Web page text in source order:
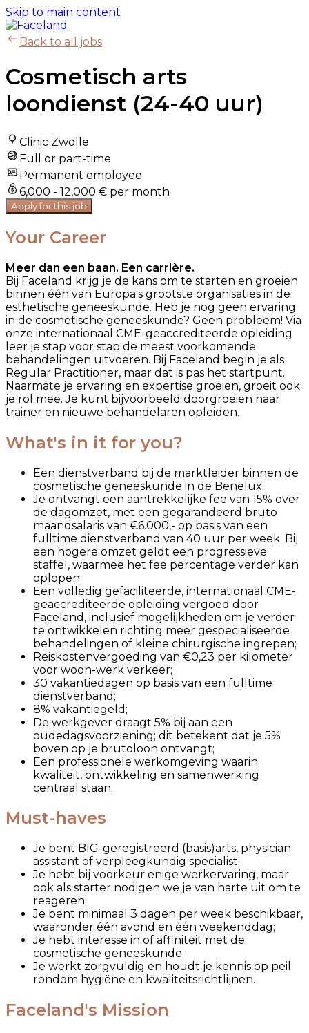
Skip to main content
Back to all jobs
Cosmetisch arts
loondienst (24-40 uur)
Clinic Zwolle
Full or part-time
Permanent employee
6,000 - 12,000 € per month
Apply for this job
Your Career
Meer dan een baan. Een carrière.
Bij Faceland krijg je de kans om te starten en groeien
binnen één van Europa's grootste organisaties in de
esthetische geneeskunde. Heb je nog geen ervaring
in de cosmetische geneeskunde? Geen probleem! Via
onze internationaal CME-geaccrediteerde opleiding
leer je stap voor stap de meest voorkomende
behandelingen uitvoeren. Bij Faceland begin je als
Regular Practitioner, maar dat is pas het startpunt.
Naarmate je ervaring en expertise groeien, groeit ook
je rol mee. Je kunt bijvoorbeeld doorgroeien naar
trainer en nieuwe behandelaren opleiden.
What's in it for you?
Een dienstverband bij de marktleider binnen de
cosmetische geneeskunde in de Benelux;
Je ontvangt een aantrekkelijke fee van 15% over
de dagomzet, met een gegarandeerd bruto
maandsalaris van €6.000,- op basis van een
fulltime dienstverband van 40 uur per week. Bij
een hogere omzet geldt een progressieve
staffel, waarmee het fee percentage verder kan
oplopen;
Een volledig gefaciliteerde, internationaal CME-
geaccrediteerde opleiding vergoed door
Faceland, inclusief mogelijkheden om je verder
te ontwikkelen richting meer gespecialiseerde
behandelingen of kleine chirurgische ingrepen;
Reiskostenvergoeding van €0,23 per kilometer
voor woon-werk verkeer;
30 vakantiedagen op basis van een fulltime
dienstverband;
8% vakantiegeld;
De werkgever draagt 5% bij aan een
oudedagsvoorziening; dit betekent dat je 5%
boven op je brutoloon ontvangt;
Een professionele werkomgeving waarin
kwaliteit, ontwikkeling en samenwerking
centraal staan.
Must-haves
Je bent BIG-geregistreerd (basis)arts, physician
assistant of verpleegkundig specialist;
Je hebt bij voorkeur enige werkervaring, maar
ook als starter nodigen we je van harte uit om te
reageren;
Je bent minimaal 3 dagen per week beschikbaar,
waaronder één avond en één weekenddag;
Je hebt interesse in of affiniteit met de
cosmetische geneeskunde;
Je werkt zorgvuldig en houdt je kennis op peil
rondom hygiëne en kwaliteitsrichtlijnen.
Faceland's Mission